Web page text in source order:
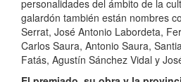
personalidades del ámbito de la
galardón también están nombres
Serrat, José Antonio Labordeta,
Carlos Saura, Antonio Saura,
Fatás, Agustín Sánchez Vidal y